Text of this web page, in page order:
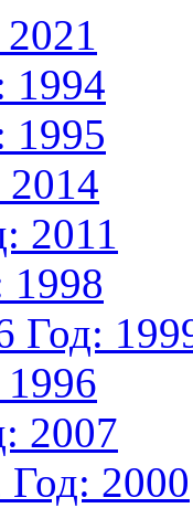
1994
1995
2014
2011
1998
Год:
2007
Год: 2000